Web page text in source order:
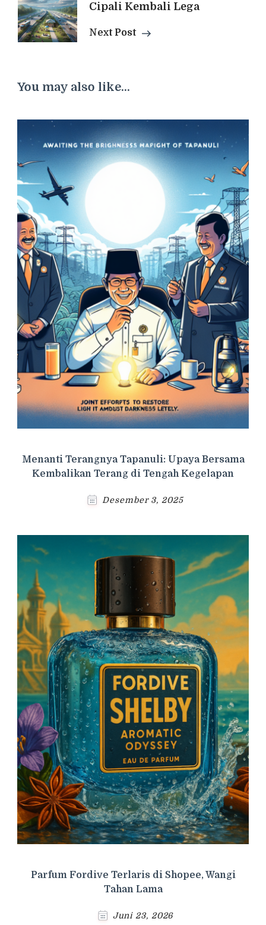
Cipali Kembali Lega
Next Post
You may also like...
Menanti Terangnya Tapanuli: Upaya Bersama
Kembalikan Terang di Tengah Kegelapan
Desember 3, 2025
Parfum Fordive Terlaris di Shopee, Wangi
Tahan Lama
Juni 23, 2026